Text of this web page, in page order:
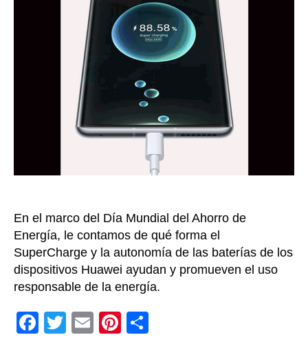
En el marco del Día Mundial del Ahorro de
Energía, le contamos de qué forma el
SuperCharge y la autonomía de las baterías de los
dispositivos Huawei ayudan y promueven el uso
responsable de la energía.
F
T
E
Pi